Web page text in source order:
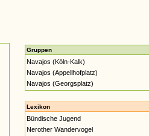
Gruppen
Navajos (Köln-Kalk)
Navajos (Appellhofplatz)
Navajos (Georgsplatz)
Lexikon
Bündische Jugend
Nerother Wandervogel